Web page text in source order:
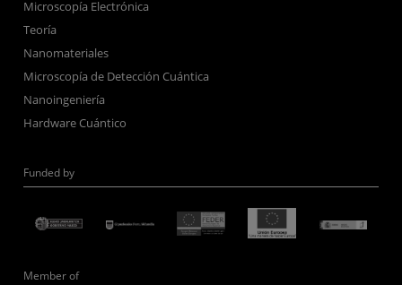
Microscopía Electrónica
Teoría
Nanomateriales
Microscopía de Detección Cuántica
Nanoingeniería
Hardware Cuántico
Funded by
Member of